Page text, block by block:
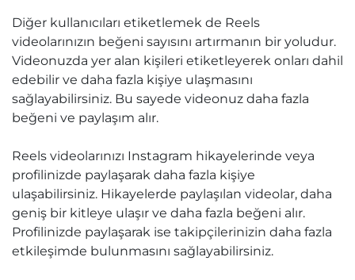
Diğer kullanıcıları etiketlemek de Reels
videolarınızın beğeni sayısını artırmanın bir yoludur.
Videonuzda yer alan kişileri etiketleyerek onları dahil
edebilir ve daha fazla kişiye ulaşmasını
sağlayabilirsiniz. Bu sayede videonuz daha fazla
beğeni ve paylaşım alır.
Reels videolarınızı Instagram hikayelerinde veya
profilinizde paylaşarak daha fazla kişiye
ulaşabilirsiniz. Hikayelerde paylaşılan videolar, daha
geniş bir kitleye ulaşır ve daha fazla beğeni alır.
Profilinizde paylaşarak ise takipçilerinizin daha fazla
etkileşimde bulunmasını sağlayabilirsiniz.